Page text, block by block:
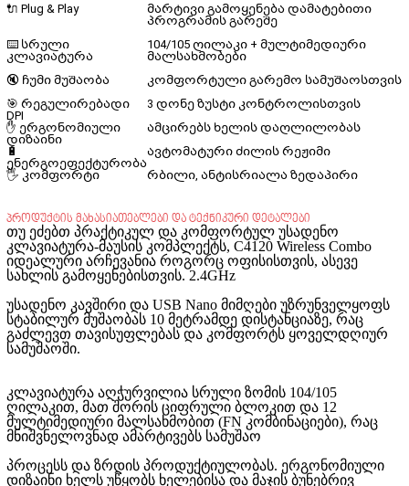
🔌 Plug & Play
მარტივი გამოყენება დამატებითი
პროგრამის გარეშე
⌨️ სრული
კლავიატურა
104/105 ღილაკი + მულტიმედიური
მალსახმობები
🔇 ჩუმი მუშაობა
კომფორტული გარემო სამუშაოსთვის
🎯 რეგულირებადი
DPI
3 დონე ზუსტი კონტროლისთვის
✋ ერგონომიული
დიზაინი
ამცირებს ხელის დაღლილობას
🔋
ენერგოეფექტურობა
ავტომატური ძილის რეჟიმი
🖐️ კომფორტი
რბილი, ანტისრიალა ზედაპირი
პროდუქტის მახასიათებლები და ტექნიკური დეტალები
თუ ეძებთ პრაქტიკულ და კომფორტულ უსადენო
კლავიატურა-მაუსის კომპლექტს, C4120 Wireless Combo
იდეალური არჩევანია როგორც ოფისისთვის, ასევე
სახლის გამოყენებისთვის. 2.4GHz
უსადენო კავშირი და USB Nano მიმღები უზრუნველყოფს
სტაბილურ მუშაობას 10 მეტრამდე დისტანციაზე, რაც
გაძლევთ თავისუფლებას და კომფორტს ყოველდღიურ
სამუშაოში.
კლავიატურა აღჭურვილია სრული ზომის 104/105
ღილაკით, მათ შორის ციფრული ბლოკით და 12
მულტიმედიური მალსახმობით (FN კომბინაციები), რაც
მნიშვნელოვნად ამარტივებს სამუშაო
პროცესს და ზრდის პროდუქტიულობას. ერგონომიული
დიზაინი ხელს უწყობს ხელებისა და მაჯის ბუნებრივ